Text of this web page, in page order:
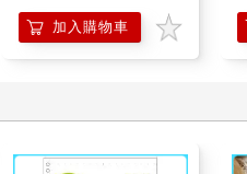
加入購物車